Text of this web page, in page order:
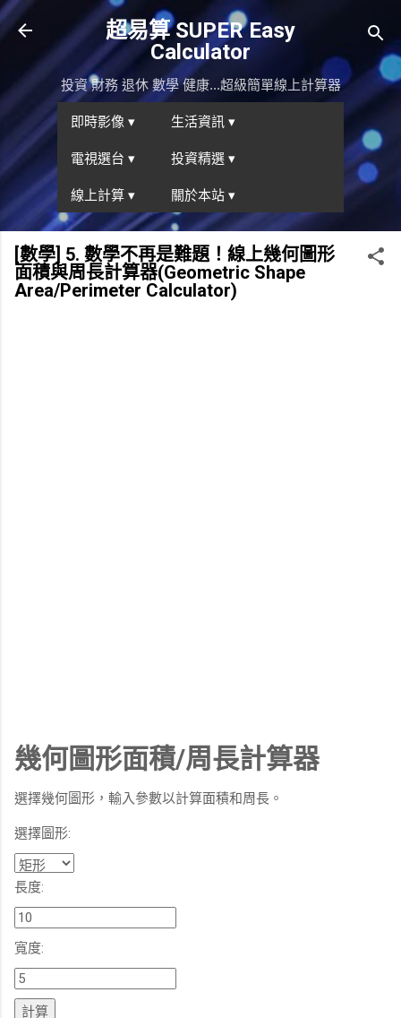
跳到主要內容
超易算 SUPER Easy
Calculator
投資 財務 退休 數學 健康...超級簡單線上計算器
即時影像 ▾ 生活資訊 ▾
電視選台 ▾ 投資精選 ▾
線上計算 ▾ 關於本站 ▾
[數學] 5. 數學不再是難題！線上幾何圖形
面積與周長計算器(Geometric Shape
Area/Perimeter Calculator)
幾何圖形面積/周長計算器
選擇幾何圖形，輸入參數以計算面積和周長。
選擇圖形:
長度:
寬度:
計算